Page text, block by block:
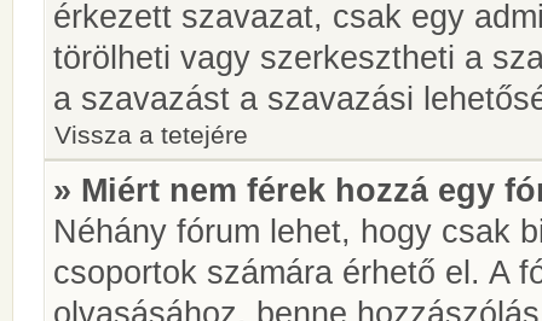
érkezett szavazat, csak egy
törölheti vagy szerkesztheti a
a szavazást a szavazási
Vissza a tetejére
» Miért nem férek hozzá egy
Néhány fórum lehet, hogy csak
csoportok számára érhető el. A
olvasásához, benne